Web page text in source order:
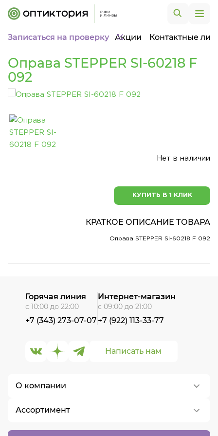
Записаться на проверку Акции Контактные
Оправа STEPPER SI-60218 F
092
Нет в наличии
КУПИТЬ В 1 КЛИК
КРАТКОЕ ОПИСАНИЕ ТОВАРА
Оправа STEPPER SI-60218 F 092
О компании
О нас
Контакты
Ассортимент
Написать нам
Горячая линия
с 10:00 до 22:00
+7 (343) 273-07-07
Интернет-магазин
с 09:00 до 21:00
+7 (922) 113-33-77